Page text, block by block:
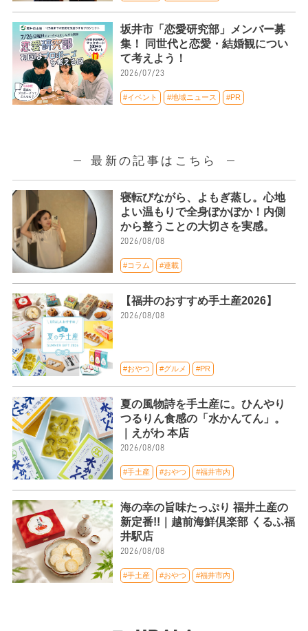
坂井市「恋愛研究部」メンバー募
集！ 同世代と恋愛・結婚観につい
て考えよう！
2026/07/23
#イベント #地域ニュース #PR
最新の記事はこちら
寝転びながら、よもぎ蒸し。心地
よい温もりで全身ぽかぽか！内側
から整うことの大切さを実感。
2026/08/08
#コラム #連載
【福井のおすすめ手土産2026】
2026/08/08
#おやつ #グルメ #PR
夏の風物詩を手土産に。ひんやり
つるりん食感の「水かんてん」。
｜えがわ 本店
2026/08/08
#手土産 #おやつ #福井市内
海の幸の旨味たっぷり 福井土産の
新定番!!｜越前海鮮倶楽部 くるふ福
井駅店
2026/08/08
#手土産 #おやつ #福井市内